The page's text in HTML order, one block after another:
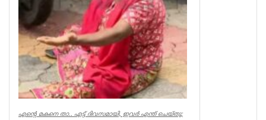
എന്റെ മകനെ താ.. എട്ട് ദിവസമായി, ഇവര്‍ എന്ത് ചെയ്തു;